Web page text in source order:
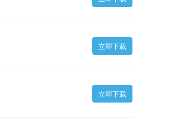
立即下载
立即下载